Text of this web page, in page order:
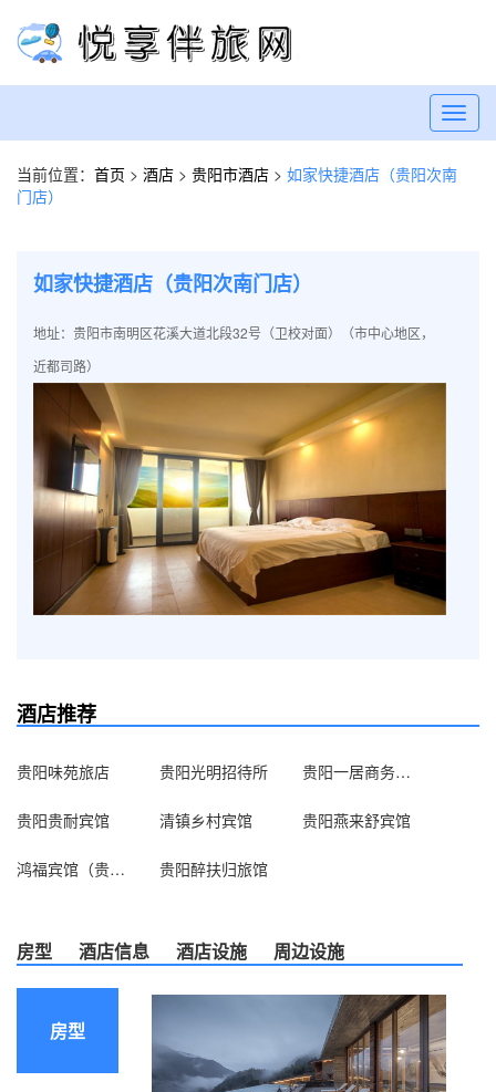
当前位置： 首页 > 酒店 > 贵阳市酒店 > 如家快捷酒店（贵阳次南
门店）
如家快捷酒店（贵阳次南门店）
地址：贵阳市南明区花溪大道北段32号（卫校对面）（市中心地区，
近都司路）
酒店推荐
贵阳味苑旅店 贵阳光明招待所 贵阳一居商务宾馆
贵阳贵耐宾馆 清镇乡村宾馆 贵阳燕来舒宾馆
鸿福宾馆（贵阳观山湖店） 贵阳醉扶归旅馆
房型 酒店信息 酒店设施 周边设施
房型